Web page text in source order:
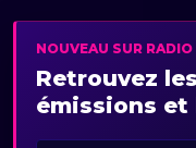
NOUVEAU SUR
Retrouvez
émissions et